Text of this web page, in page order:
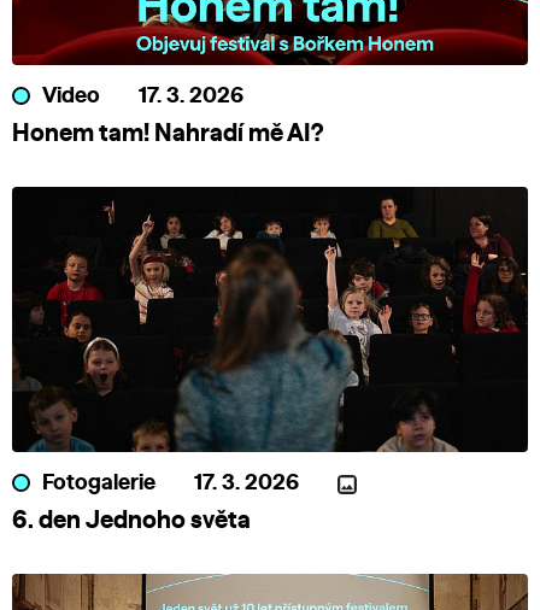
Video 17. 3. 2026
Honem tam! Nahradí mě AI?
Fotogalerie 17. 3. 2026
6. den Jednoho světa